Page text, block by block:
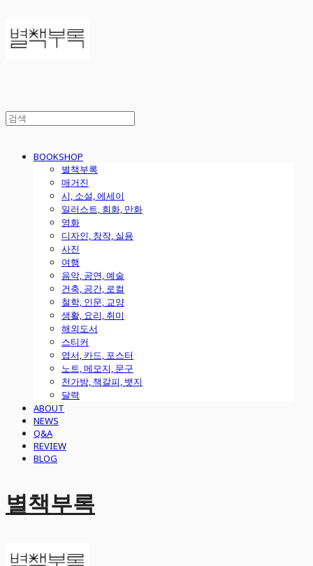
BOOKSHOP
별책부록
매거진
시, 소설, 에세이
일러스트, 회화, 만화
영화
디자인, 창작, 실용
사진
여행
음악, 공연, 예술
건축, 공간, 로컬
철학, 인문, 교양
생활, 요리, 취미
해외도서
스티커
엽서, 카드, 포스터
노트, 메모지, 문구
천가방, 책갈피, 뱃지
달력
ABOUT
NEWS
Q&A
REVIEW
BLOG
별책부록